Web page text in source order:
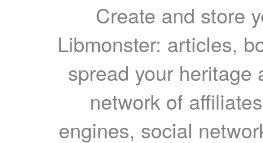
Create and store
Libmonster: articles,
spread your heritage
network of
engines, social